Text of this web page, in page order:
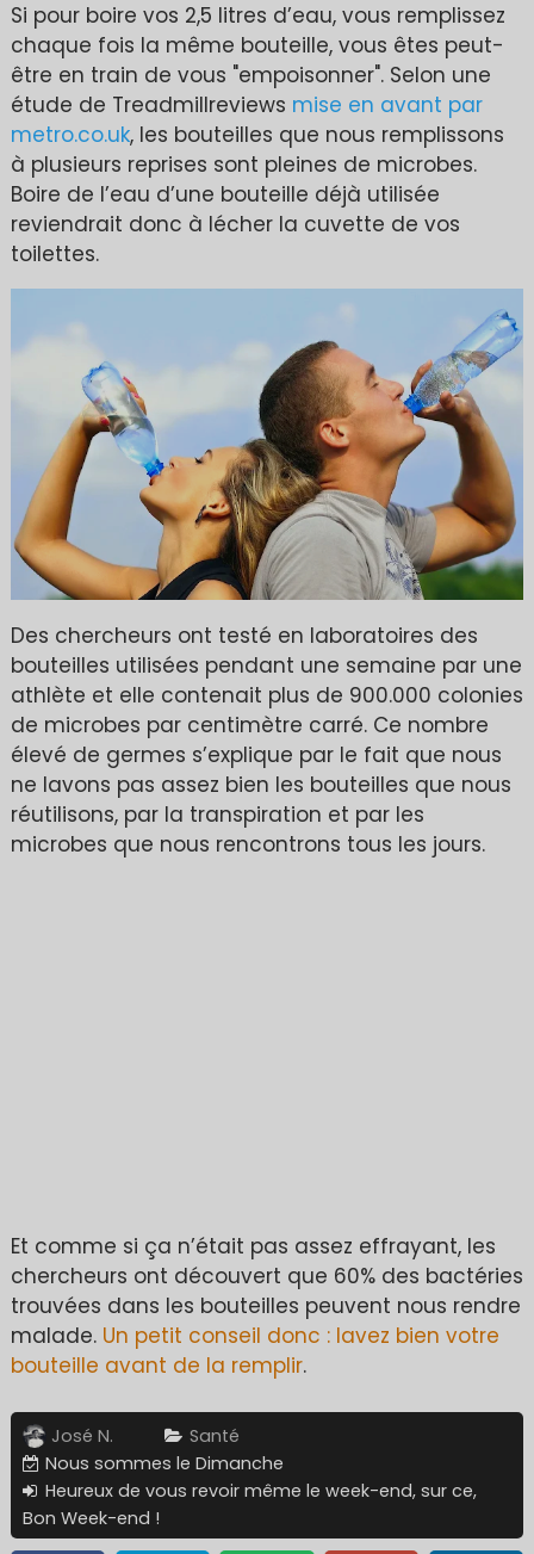
Si pour boire vos 2,5 litres d’eau, vous remplissez
chaque fois la même bouteille, vous êtes peut-
être en train de vous "empoisonner". Selon une
étude de Treadmillreviews mise en avant par
metro.co.uk, les bouteilles que nous remplissons
à plusieurs reprises sont pleines de microbes.
Boire de l’eau d’une bouteille déjà utilisée
reviendrait donc à lécher la cuvette de vos
toilettes.
Des chercheurs ont testé en laboratoires des
bouteilles utilisées pendant une semaine par une
athlète et elle contenait plus de 900.000 colonies
de microbes par centimètre carré. Ce nombre
élevé de germes s’explique par le fait que nous
ne lavons pas assez bien les bouteilles que nous
réutilisons, par la transpiration et par les
microbes que nous rencontrons tous les jours.
Et comme si ça n’était pas assez effrayant, les
chercheurs ont découvert que 60% des bactéries
trouvées dans les bouteilles peuvent nous rendre
malade. Un petit conseil donc : lavez bien votre
bouteille avant de la remplir.
José N.
Santé
Nous sommes le Dimanche
Heureux de vous revoir même le week-end, sur ce,
Bon Week-end !